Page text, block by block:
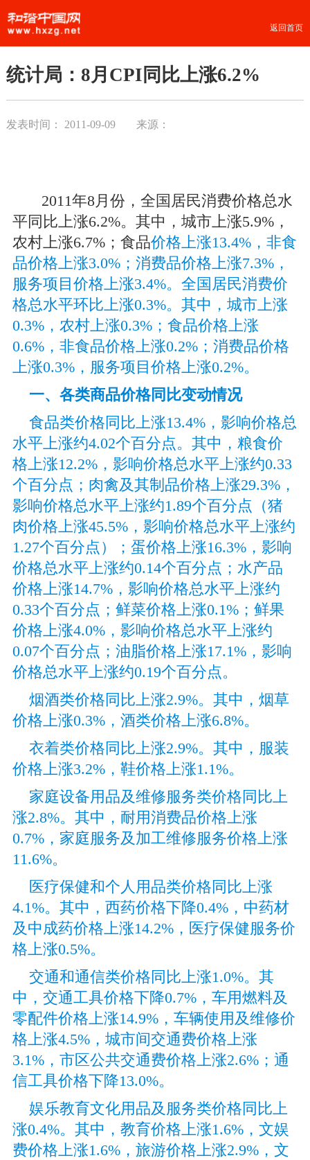
返回首页
统计局：8月CPI同比上涨6.2%
发表时间： 2011-09-09 来源：
2011年8月份，全国居民消费价格总水
平同比上涨6.2%。其中，城市上涨5.9%，
农村上涨6.7%；食品价格上涨13.4%，非食
品价格上涨3.0%；消费品价格上涨7.3%，
服务项目价格上涨3.4%。全国居民消费价
格总水平环比上涨0.3%。其中，城市上涨
0.3%，农村上涨0.3%；食品价格上涨
0.6%，非食品价格上涨0.2%；消费品价格
上涨0.3%，服务项目价格上涨0.2%。
一、各类商品价格同比变动情况
食品类价格同比上涨13.4%，影响价格总
水平上涨约4.02个百分点。其中，粮食价
格上涨12.2%，影响价格总水平上涨约0.33
个百分点；肉禽及其制品价格上涨29.3%，
影响价格总水平上涨约1.89个百分点（猪
肉价格上涨45.5%，影响价格总水平上涨约
1.27个百分点）；蛋价格上涨16.3%，影响
价格总水平上涨约0.14个百分点；水产品
价格上涨14.7%，影响价格总水平上涨约
0.33个百分点；鲜菜价格上涨0.1%；鲜果
价格上涨4.0%，影响价格总水平上涨约
0.07个百分点；油脂价格上涨17.1%，影响
价格总水平上涨约0.19个百分点。
烟酒类价格同比上涨2.9%。其中，烟草
价格上涨0.3%，酒类价格上涨6.8%。
衣着类价格同比上涨2.9%。其中，服装
价格上涨3.2%，鞋价格上涨1.1%。
家庭设备用品及维修服务类价格同比上
涨2.8%。其中，耐用消费品价格上涨
0.7%，家庭服务及加工维修服务价格上涨
11.6%。
医疗保健和个人用品类价格同比上涨
4.1%。其中，西药价格下降0.4%，中药材
及中成药价格上涨14.2%，医疗保健服务价
格上涨0.5%。
交通和通信类价格同比上涨1.0%。其
中，交通工具价格下降0.7%，车用燃料及
零配件价格上涨14.9%，车辆使用及维修价
格上涨4.5%，城市间交通费价格上涨
3.1%，市区公共交通费价格上涨2.6%；通
信工具价格下降13.0%。
娱乐教育文化用品及服务类价格同比上
涨0.4%。其中，教育价格上涨1.6%，文娱
费价格上涨1.6%，旅游价格上涨2.9%，文